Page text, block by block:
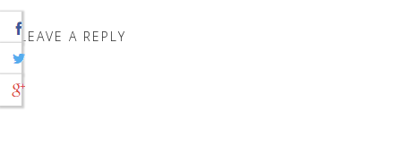
LEAVE A REPLY